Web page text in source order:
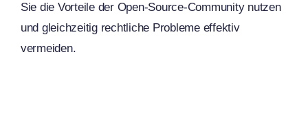
Sie die Vorteile der Open-Source-Community nutzen
und gleichzeitig rechtliche Probleme effektiv
vermeiden.